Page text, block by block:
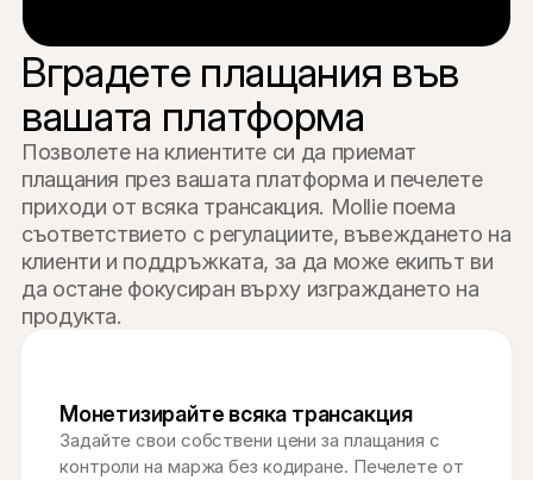
Вградете плащания във
вашата платформа
Позволете на клиентите си да приемат
плащания през вашата платформа и печелете
приходи от всяка трансакция. Mollie поема
съответствието с регулациите, въвеждането на
клиенти и поддръжката, за да може екипът ви
да остане фокусиран върху изграждането на
продукта.
Монетизирайте всяка трансакция
Задайте свои собствени цени за плащания с
контроли на маржа без кодиране. Печелете от